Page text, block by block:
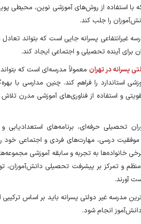
با استفاده از روش‌های آموزشی نوین، محیطی
را جلب کند.
غیرانتفاعی پسرانه جایی است که بتواند
برای آینده تحصیلی و اجتماعی ایجاد کند.
پسرانه در تهران معمولاً مدرسه‌ای است که بتواند
استاندارد را فراهم کند. چنین مدارسی با
و استفاده از فناوری‌های آموزشی مدرن
تحصیلی حرفه‌ای، برنامه‌های
موفقیت درسی، مهارت‌های فردی و اجتماعی خود
خانواده‌ها به تجربه و سابقه آموزشی
و تمرکز بر پیشرفت تحصیلی دانش‌آموزان،
آورند.
مدرسه غیر دولتی پسرانه باید بر اساس ترکیبی
انجام شود.